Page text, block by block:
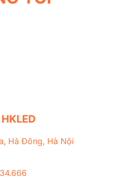
Hà Đông, Hà Nội